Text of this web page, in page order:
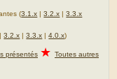
(3.1.x |3.2.x |3.3.x
|3.2.x |3.3.x |4.0.x)
présentés ★ Toutes autres